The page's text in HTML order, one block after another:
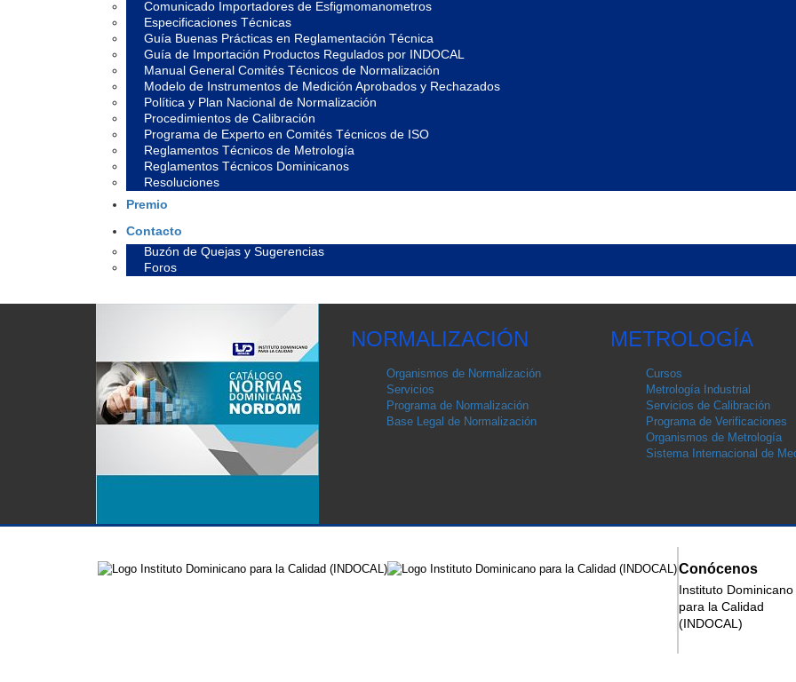
Comunicado Importadores de Esfigmomanometros
Especificaciones Técnicas
Guía Buenas Prácticas en Reglamentación Técnica
Guía de Importación Productos Regulados por INDOCAL
Manual General Comités Técnicos de Normalización
Modelo de Instrumentos de Medición Aprobados y Rechazados
Política y Plan Nacional de Normalización
Procedimientos de Calibración
Programa de Experto en Comités Técnicos de ISO
Reglamentos Técnicos de Metrología
Reglamentos Técnicos Dominicanos
Resoluciones
Premio
Contacto
Buzón de Quejas y Sugerencias
Foros
NORMALIZACIÓN
Organismos de Normalización
Servicios
Programa de Normalización
Base Legal de Normalización
METROLOGÍA
Cursos
Metrología Industrial
Servicios de Calibración
Programa de Verificaciones
Organismos de Metrología
Sistema Internacional de
Conócenos
Instituto Dominicano
para la Calidad
(INDOCAL)